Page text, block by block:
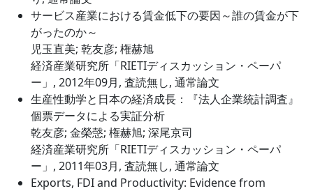
サービス産業における賃金低下の要因～誰の賃金が下
がったのか～
児玉直美; 乾友彦; 権赫旭
経済産業研究所「RIETIディスカッション・ペーパ
ー」, 2012年09月, 査読無し, 通常論文
生産性動学と日本の経済成長：『法人企業統計調査』
個票データによる実証分析
乾友彦; 金榮愨; 権赫旭; 深尾京司
経済産業研究所「RIETIディスカッション・ペーパ
ー」, 2011年03月, 査読無し, 通常論文
Exports, FDI and Productivity: Evidence from